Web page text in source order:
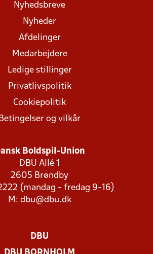
Nyhedsbreve
Nyheder
Afdelinger
Medarbejdere
Ledige stillinger
Privatlivspolitik
Cookiepolitik
Betingelser og vilkår
Boldspil-Union
DBU Allé 1
2605 Brøndby
(mandag - fredag 9-16)
M: dbu@dbu.dk
DBU